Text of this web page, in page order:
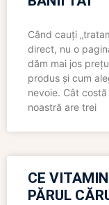
Când cauți
direct, nu o
dăm mai jos
produs și cum
nevoie. Cât
noastră are trei
CE
PĂRUL